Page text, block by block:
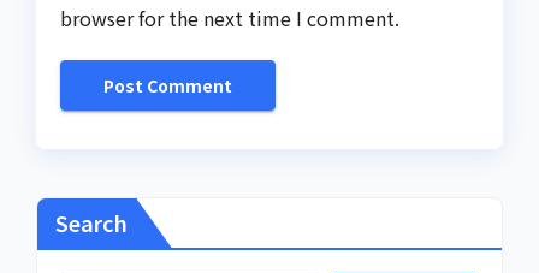
browser for the next time I comment.
Search